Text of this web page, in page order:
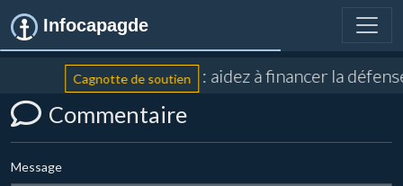
Infocapagde
Cagnotte de soutien : aidez à financer la
Commentaire
Message